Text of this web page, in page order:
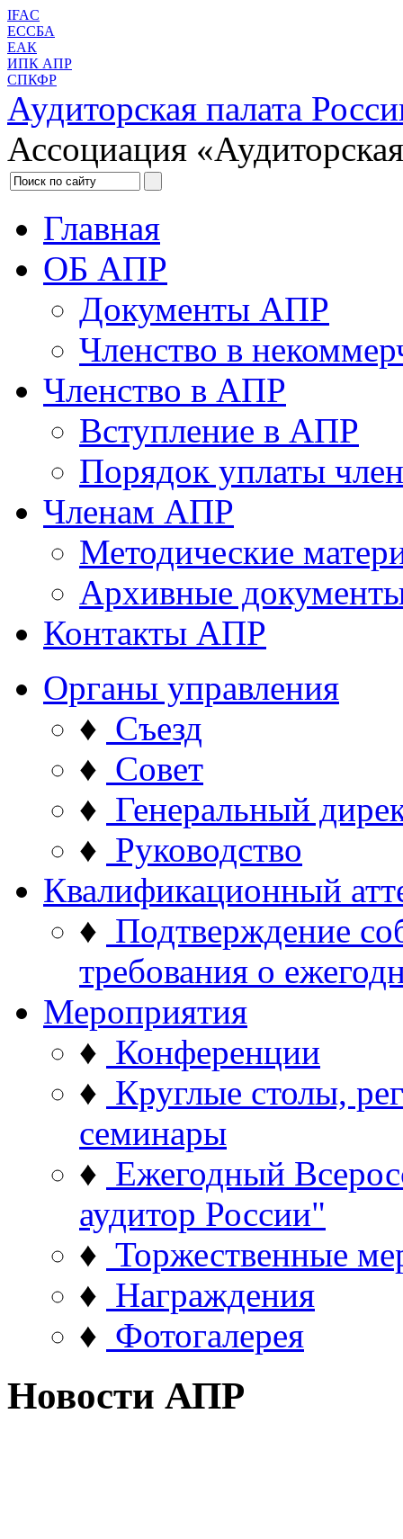
IFAC
ЕССБА
ЕАК
ИПК АПР
СПКФР
Аудиторская палата
Ассоциация
Главная
ОБ АПР
Документы АПР
Членство в
Членство в АПР
Вступление в АПР
Порядок уплаты
Членам АПР
Методические
Архивные
Контакты АПР
Органы управления
♦ Съезд
♦ Совет
♦ Генеральный
♦ Руководство
Квалификационный
♦ Подтверждение
требования о
Мероприятия
♦ Конференции
♦ Круглые столы,
семинары
♦ Ежегодный
аудитор России"
♦ Торжественные
♦ Награждения
♦ Фотогалерея
Новости АПР